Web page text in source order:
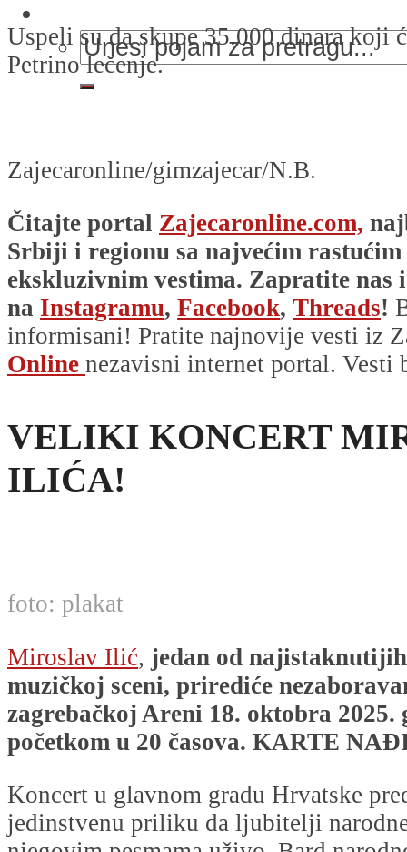
Uspeli su da skupe 35.000 dinara koji
Petrino lečenje.
Zajecaronline/gimzajecar/N.B.
Čitajte portal Zajecaronline.com,
Srbiji i regionu sa najvećim
ekskluzivnim vestima. Zapratite nas i
na Instagramu, Facebook, Threads!
informisani! Pratite najnovije vesti iz
Online nezavisni internet portal. Vesti
VELIKI KONCERT
ILIĆA!
foto: plakat
Miroslav Ilić, jedan od
muzičkoj sceni, prirediće
zagrebačkoj Areni 18. oktobra 2025.
početkom u 20 časova. KARTE
Koncert u glavnom gradu Hrvatske
jedinstvenu priliku da ljubitelji